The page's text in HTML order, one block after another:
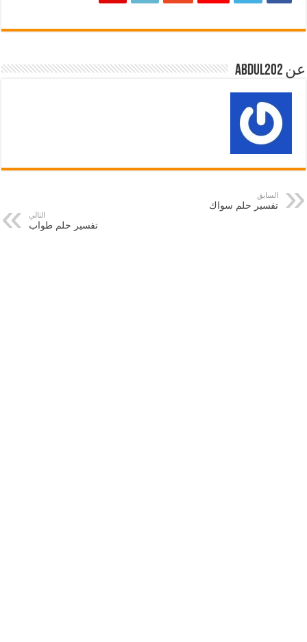
عن abdul202
السابق
تفسير حلم سواك
التالي
تفسير حلم طواب